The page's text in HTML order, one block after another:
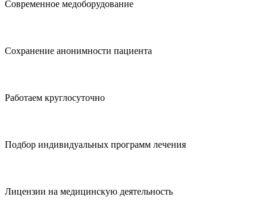
Современное медоборудование
Сохранение анонимности пациента
Работаем круглосуточно
Подбор индивидуальных программ лечения
Лицензии на медицинскую деятельность